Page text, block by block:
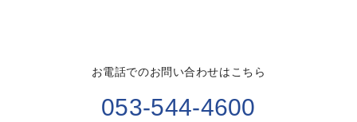
お電話でのお問い合わせはこちら
053-544-4600